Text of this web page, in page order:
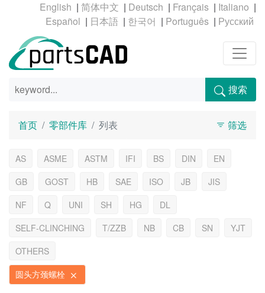
| | | |
|
|
| | |
搜索
首页 零部件库 列表 筛选
AS ASME ASTM IFI BS DIN
EN
GB
GOST HB SAE ISO JB
JIS
NF
Q UNI SH HG
DL
SELF-CLINCHING
T/ZZB NB CB SN
YJT
OTHERS
圆头方颈螺栓